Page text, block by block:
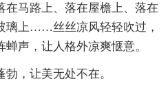
在马路上、落在屋檐上、落在
璃上……丝丝凉风轻轻吹过，
声，让人格外凉爽惬意。
，让美无处不在。